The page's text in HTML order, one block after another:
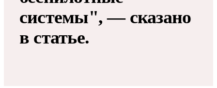
системы", — сказано
в статье.